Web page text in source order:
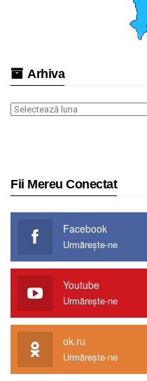
Arhiva
Arhiva
Fii Mereu Conectat
Facebook
Urmărește-ne
Youtube
Urmărește-ne
ok.ru
Urmărește-ne